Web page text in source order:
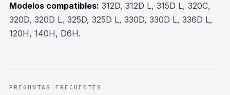
Modelos compatibles: 312D, 312D L, 315D L, 320C,
320D, 320D L, 325D, 325D L, 330D, 330D L, 336D L,
120H, 140H, D6H.
PREGUNTAS FRECUENTES